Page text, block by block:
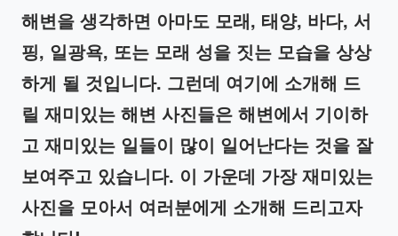
해변을 생각하면 아마도 모래, 태양, 바다, 서
핑, 일광욕, 또는 모래 성을 짓는 모습을 상상
하게 될 것입니다. 그런데 여기에 소개해 드
릴 재미있는 해변 사진들은 해변에서 기이하
고 재미있는 일들이 많이 일어난다는 것을 잘
보여주고 있습니다. 이 가운데 가장 재미있는
사진을 모아서 여러분에게 소개해 드리고자